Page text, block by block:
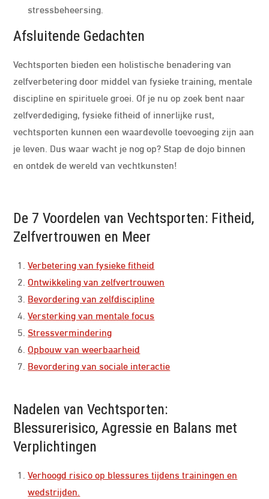
stressbeheersing.
Afsluitende Gedachten
Vechtsporten bieden een holistische benadering van
zelfverbetering door middel van fysieke training, mentale
discipline en spirituele groei. Of je nu op zoek bent naar
zelfverdediging, fysieke fitheid of innerlijke rust,
vechtsporten kunnen een waardevolle toevoeging zijn aan
je leven. Dus waar wacht je nog op? Stap de dojo binnen
en ontdek de wereld van vechtkunsten!
De 7 Voordelen van Vechtsporten: Fitheid,
Zelfvertrouwen en Meer
Verbetering van fysieke fitheid
Ontwikkeling van zelfvertrouwen
Bevordering van zelfdiscipline
Versterking van mentale focus
Stressvermindering
Opbouw van weerbaarheid
Bevordering van sociale interactie
Nadelen van Vechtsporten:
Blessurerisico, Agressie en Balans met
Verplichtingen
Verhoogd risico op blessures tijdens trainingen en
wedstrijden.